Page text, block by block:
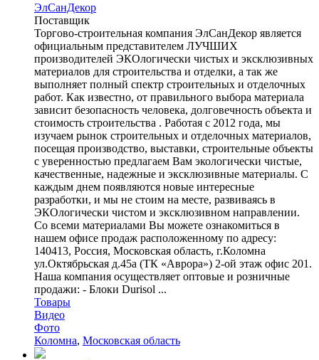
ЭлСанДекор
Поставщик
Торгово-строительная компания ЭлСанДекор является
официальным представителем ЛУЧШИХ
производителей ЭКОлогически чистых и эксклюзивных
материалов для строительства и отделки, а так же
выполняет полный спектр строительных и отделочных
работ. Как известно, от правильного выбора материала
зависит безопасность человека, долговечность объекта и
стоимость строительства . Работая с 2012 года, мы
изучаем рынок строительных и отделочных материалов,
посещая производство, выставки, строительные объекты
с уверенностью предлагаем Вам экологически чистые,
качественные, надежные и эксклюзивные материалы. С
каждым днем появляются новые интересные
разработки, и мы не стоим на месте, развиваясь в
ЭКОлогически чистом и эксклюзивном направлении.
Со всеми материалами Вы можете ознакомиться в
нашем офисе продаж расположенному по адресу:
140413, Россия, Московская область, г.Коломна
ул.Октябрьская д.45а (ТК «Аврора») 2-ой этаж офис 201.
Наша компания осуществляет оптовые и розничные
продажи: - Блоки Durisol ...
Товары
Видео
Фото
Коломна, Московская область